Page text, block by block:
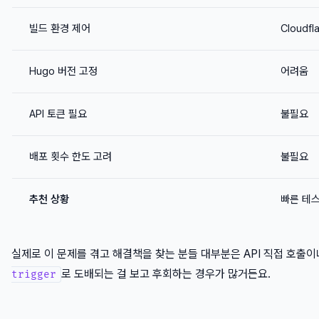
빌드 환경 제어
Hugo 버전 고정 어려움
API 토큰 필요 불필요
배포 횟수 한도 고려 불필요
추천 상황 빠른 테
실제로 이 문제를 겪고 해결책을 찾는 분들 대부분은 API 직접 호
trigger 로 도배되는 걸 보고 후회하는 경우가 많거든요.